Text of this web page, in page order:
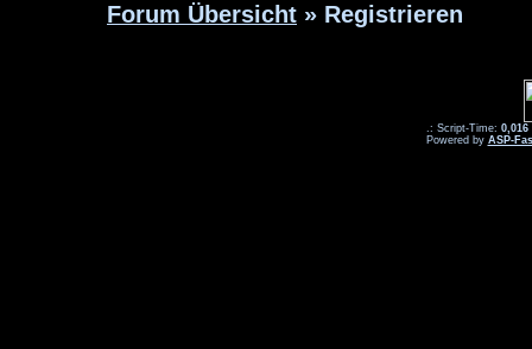
Forum Übersicht » Registrieren
.: Script-Time: 0,016
Powered by ASP-